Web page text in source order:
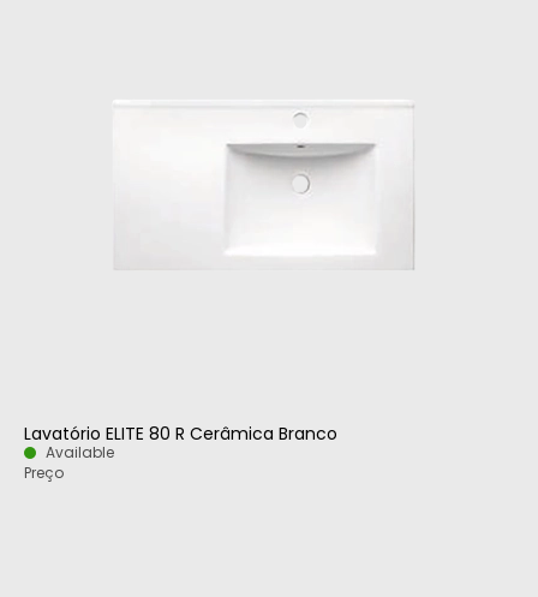
Lavatório ELITE 80 R Cerâmica Branco
Available
Preço